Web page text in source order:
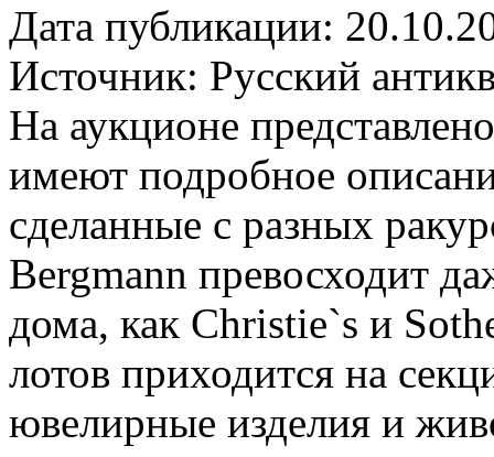
Дата публикации:
Источник: Русский
На аукционе
имеют подробное
сделанные с разных
Bergmann превосходит
дома, как Christie`s и
лотов приходится на
ювелирные изделия и